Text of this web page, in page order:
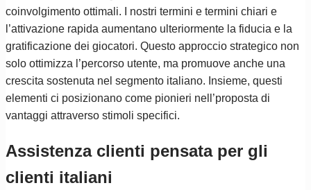
coinvolgimento ottimali. I nostri termini e termini chiari e
l’attivazione rapida aumentano ulteriormente la fiducia e la
gratificazione dei giocatori. Questo approccio strategico non
solo ottimizza l’percorso utente, ma promuove anche una
crescita sostenuta nel segmento italiano. Insieme, questi
elementi ci posizionano come pionieri nell’proposta di
vantaggi attraverso stimoli specifici.
Assistenza clienti pensata per gli
clienti italiani